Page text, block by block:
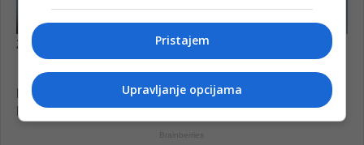
Pristajem
Upravljanje opcijama